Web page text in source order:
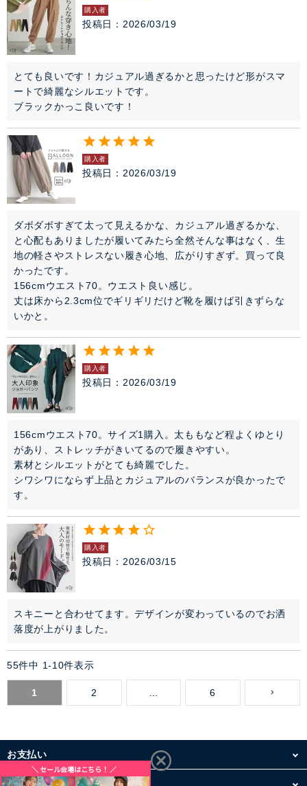
購入者
投稿日 2026/03/19
とても良いです！カジュアル過ぎるかと思ったけど形がスマ
ートで綺麗なシルエットです。
ブラックかっこ良いです！
購入者
投稿日 2026/03/19
ダボダボすぎて太って見えるかな、カジュアル過ぎるかな、
と心配もありましたが履いてみたら全然そんな事はなく、生
地の軽さやストレスない履き心地、広がりすぎず。買って良
かったです。
156cmウエスト70。ウエスト良い感じ。
丈は床から2.3cm位でギリギリだけど靴を履けば引きずらな
いかと。
購入者
投稿日 2026/03/19
156cmウエスト70。サイズ1購入。太ももなど程よくゆとり
があり、ストレッチがきいてるので履きやすい。
素材とシルエットがとても綺麗でした。
シワシワにならず上品とカジュアルのバランスが良かったで
す。
購入者
投稿日 2026/03/15
スキニーと合わせてます。デザインが変わっているのでお洒
落度が上がりました。
55件中 1-10件表示
1 2 6
お支払い